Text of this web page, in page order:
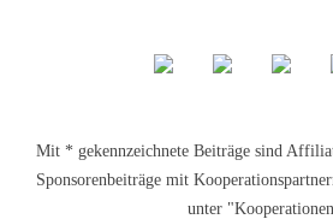
Mit * gekennzeichnete Beiträge sind
Sponsorenbeiträge mit
unter